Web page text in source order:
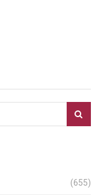
(655)